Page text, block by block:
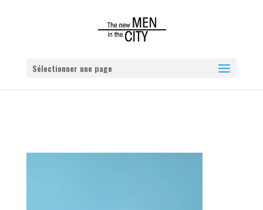
Sélectionner une page